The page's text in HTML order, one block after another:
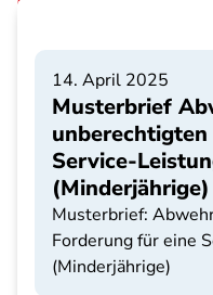
14. April 2025
Musterbrief
Service-
(Minderjährige)
Musterbrief:
Forderung für eine
(Minderjährige)